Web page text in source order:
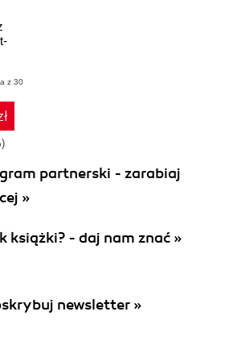
z 30
partnerski - zarabiaj
»
książki? - daj nam znać »
newsletter »